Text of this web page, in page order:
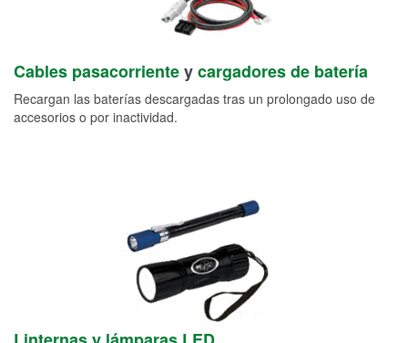
Cables pasacorrienteycargadores de batería
Recargan las baterías descargadas tras un prolongado uso de
accesorios o por inactividad.